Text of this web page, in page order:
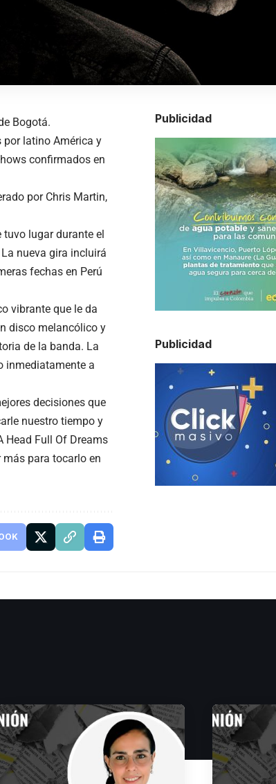
Bogotá.
por latino América y
confirmados en
por Chris Martin,
tuvo lugar durante el
nueva gira incluirá
fechas en Perú
vibrante que le da
disco melancólico y
de la banda. La
inmediatamente a
decisiones que
nuestro tiempo y
Head Full Of Dreams
para tocarlo en
Publicidad
Publicidad